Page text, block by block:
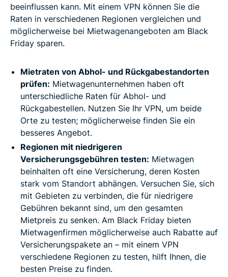
beeinflussen kann. Mit einem VPN können Sie die
Raten in verschiedenen Regionen vergleichen und
möglicherweise bei Mietwagenangeboten am Black
Friday sparen.
Mietraten von Abhol- und Rückgabestandorten
prüfen: Mietwagenunternehmen haben oft
unterschiedliche Raten für Abhol- und
Rückgabestellen. Nutzen Sie Ihr VPN, um beide
Orte zu testen; möglicherweise finden Sie ein
besseres Angebot.
Regionen mit niedrigeren
Versicherungsgebühren testen: Mietwagen
beinhalten oft eine Versicherung, deren Kosten
stark vom Standort abhängen. Versuchen Sie, sich
mit Gebieten zu verbinden, die für niedrigere
Gebühren bekannt sind, um den gesamten
Mietpreis zu senken. Am Black Friday bieten
Mietwagenfirmen möglicherweise auch Rabatte auf
Versicherungspakete an – mit einem VPN
verschiedene Regionen zu testen, hilft Ihnen, die
besten Preise zu finden.